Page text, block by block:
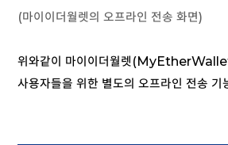
(마이이더월렛의 오프라인 전송 화면)
위와같이 마이이더월렛
사용자들을 위한 별도의 오프라인 전송 기